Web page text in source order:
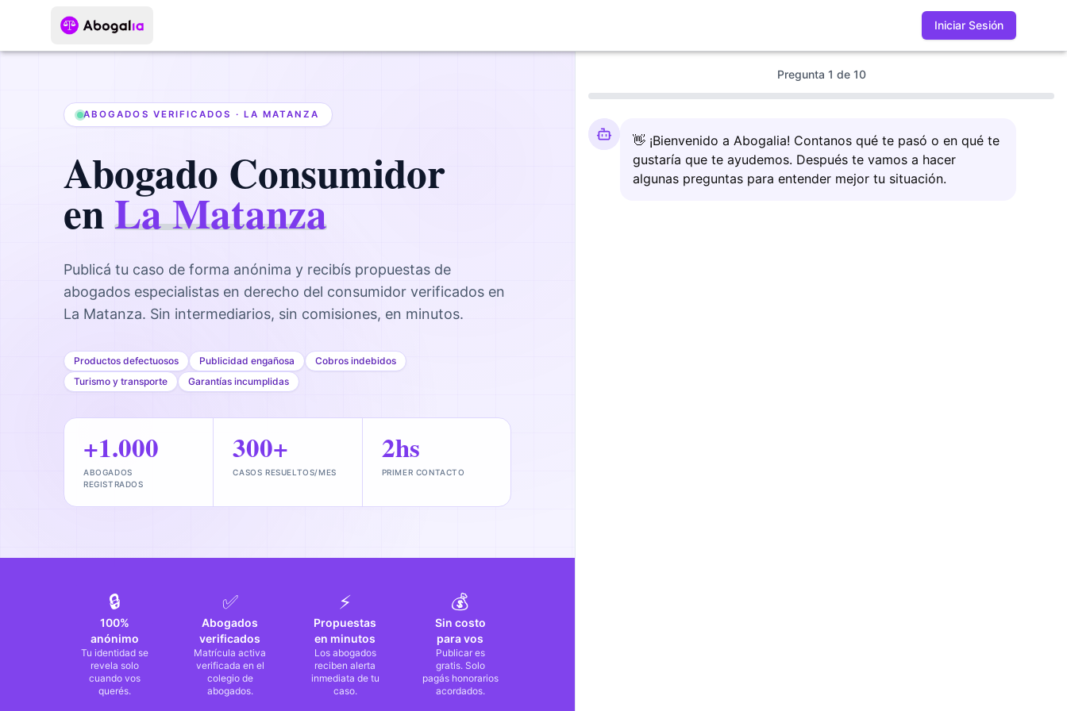
Iniciar Sesión
ABOGADOS VERIFICADOS · LA MATANZA
Abogado Consumidor
enLa Matanza
Publicá tu caso de forma anónima y recibís propuestas de
abogados especialistas en derecho del consumidor verificados en
La Matanza. Sin intermediarios, sin comisiones, en minutos.
Productos defectuosos Publicidad engañosa
Cobros indebidos
Turismo y transporte
Garantías incumplidas
+1.000
ABOGADOS
REGISTRADOS
300+
CASOS RESUELTOS/MES
2hs
PRIMER CONTACTO
🔒
100%
anónimo
Tu identidad se
revela solo
cuando vos
querés.
✅
Abogados
verificados
Matrícula activa
verificada en el
colegio de
abogados.
⚡
Propuestas
en minutos
Los abogados
reciben alerta
inmediata de tu
caso.
💰
Sin costo
para vos
Publicar es
gratis. Solo
pagás honorarios
acordados.
Pregunta 1 de 10
👋 ¡Bienvenido a Abogalia! Contanos qué te pasó o en qué te
gustaría que te ayudemos. Después te vamos a hacer
algunas preguntas para entender mejor tu situación.